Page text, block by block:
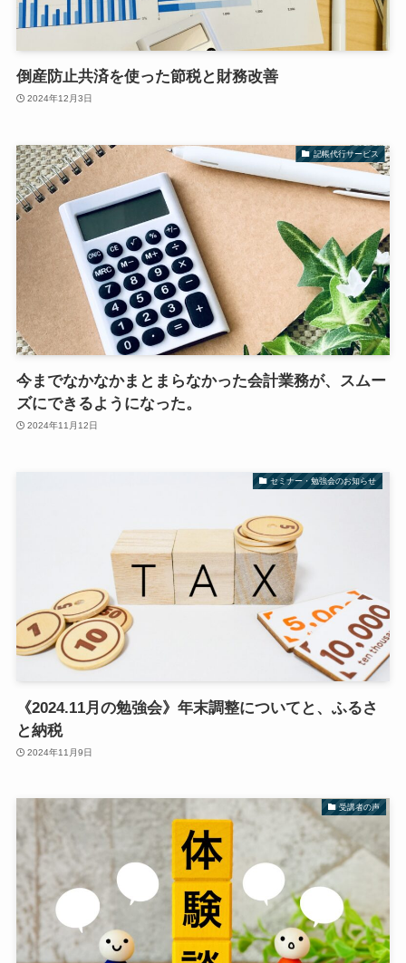
倒産防止共済を使った節税と財務改善
2024年12月3日
記帳代行サービス
今までなかなかまとまらなかった会計業務が、スムー
ズにできるようになった。
2024年11月12日
セミナー・勉強会のお知らせ
《2024.11月の勉強会》年末調整についてと、ふるさ
と納税
2024年11月9日
受講者の声